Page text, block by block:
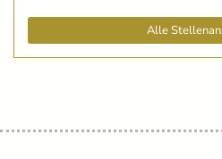
Alle